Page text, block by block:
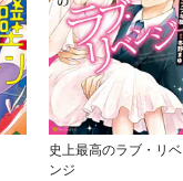
史上最高のラブ・リベ
ンジ